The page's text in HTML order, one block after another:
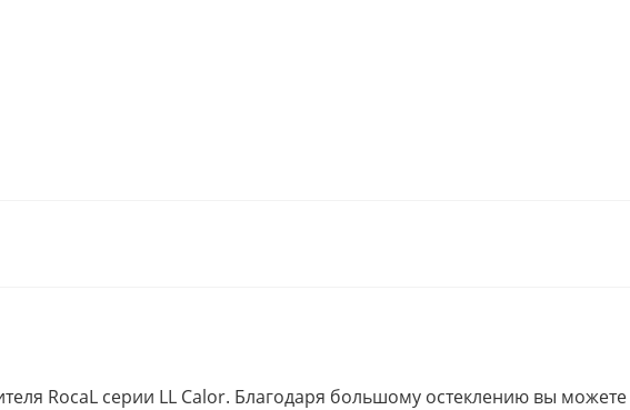
RocaL серии LL Calor. Благодаря большому остеклению вы